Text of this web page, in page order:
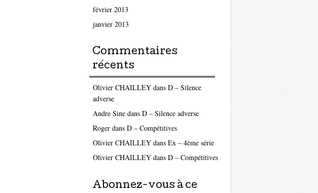
février 2013
janvier 2013
Commentaires
récents
Olivier CHAILLEYdans D – Silence
adverse
Andre Sinedans D – Silence adverse
Rogerdans D – Compétitives
Olivier CHAILLEYdans Ex – 4ème série
Olivier CHAILLEYdans D – Compétitives
Abonnez-vous à ce